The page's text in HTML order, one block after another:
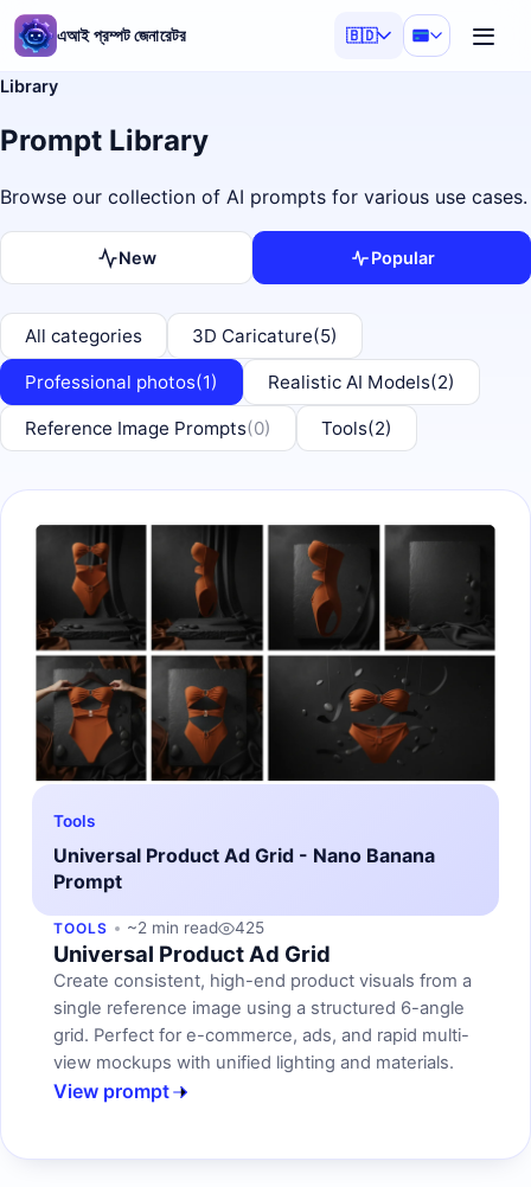
এআই প্রম্পট জেনারেটর 🇧🇩
Library
Prompt Library
Browse our collection of AI prompts for various use cases.
New Popular
All categories 3D Caricature(5)
Professional photos(1) Realistic AI Models(2)
Reference Image Prompts(0) Tools(2)
Tools
Universal Product Ad Grid - Nano Banana
Prompt
TOOLS ~2 min read 425
Universal Product Ad Grid
Create consistent, high-end product visuals from a
single reference image using a structured 6-angle
grid. Perfect for e-commerce, ads, and rapid multi-
view mockups with unified lighting and materials.
View prompt